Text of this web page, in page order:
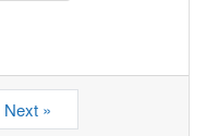
Next »